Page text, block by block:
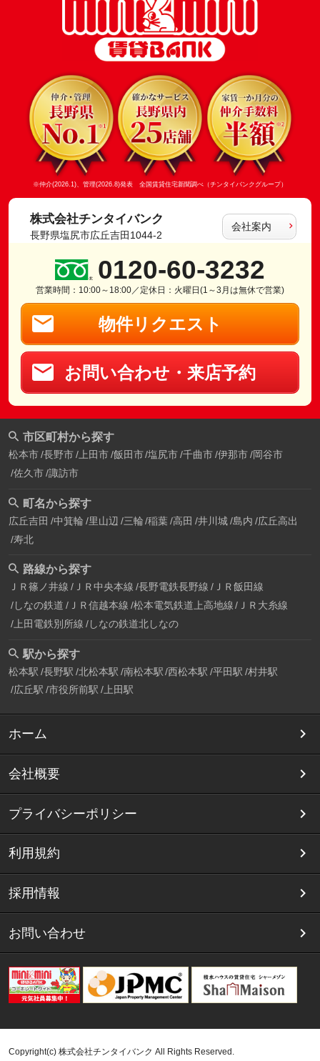
※仲介(2026.1)、管理(2026.8)発表 全国賃貸住宅新聞調べ（チンタイバンクグループ）
株式会社チンタイバンク
長野県塩尻市広丘吉田1044-2
会社案内
0120-60-3232
営業時間：10:00～18:00／定休日：火曜日(1～3月は無休で営業)
物件リクエスト
お問い合わせ・来店予約
市区町村から探す
松本市 長野市 上田市 飯田市 塩尻市 千曲市 伊那市 岡谷市
佐久市 諏訪市
町名から探す
広丘吉田 中箕輪 里山辺 三輪 稲葉 高田 井川城 島内 広丘高出
寿北
路線から探す
ＪＲ篠ノ井線 ＪＲ中央本線 長野電鉄長野線 ＪＲ飯田線
しなの鉄道 ＪＲ信越本線 松本電気鉄道上高地線
ＪＲ大糸線
上田電鉄別所線 しなの鉄道北しなの
駅から探す
松本駅 長野駅 北松本駅 南松本駅 西松本駅 平田駅 村井駅
広丘駅 市役所前駅 上田駅
ホーム
会社概要
プライバシーポリシー
利用規約
採用情報
お問い合わせ
Copyright(c) 株式会社チンタイバンク All Rights Reserved.